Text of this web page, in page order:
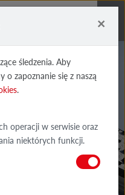
ZGODNIE Z ISO 14025
×
śledzenia. Aby
o zapoznanie się z naszą
.
operacji w serwisie oraz
niektórych funkcji.